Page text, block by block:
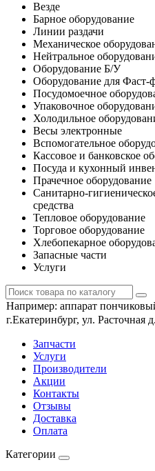
Везде
Барное оборудование
Линии раздачи
Механическое
Нейтральное
Оборудование Б/У
Оборудование для Фаст-
Посудомоечное
Упаковочное
Холодильное
Весы электронные
Вспомогательное
Кассовое и банковское
Посуда и кухонный
Прачечное оборудование
Санитарно-
средства
Тепловое оборудование
Торговое оборудование
Хлебопекарное
Запасные части
Услуги
Например: аппарат
г.Екатеринбург, ул. Расточная
Запчасти
Услуги
Производители
Акции
Контакты
Отзывы
Доставка
Оплата
Категории